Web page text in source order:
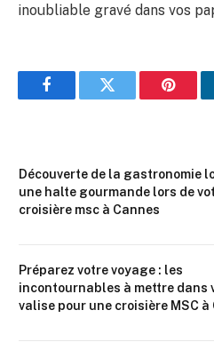
inoubliable gravé dans vos
FacebookTwitter
Découverte de la gastronomie
une halte gourmande lors de
croisière msc à Cannes
Préparez votre voyage : les
incontournables à mettre dans
valise pour une croisière MSC à